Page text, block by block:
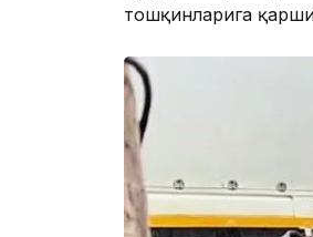
тошқинларига